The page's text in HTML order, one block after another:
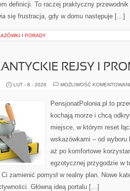
definicji. To raczej praktyczny
się frustracja, gdy w domu następuje […]
I PORADY
REJSY I
LUT - 8 - 2026 MOŻLIWOŚĆ
PensjonatPolonia.pl to
kochają morze i chcą
miejsce, w którym reset
wskazówkami – od wyboru
aż po komfortowe
egzotycznej przygodzie w
zamienić pomysł w realny plan. Nowe
Główną ideą portalu […]